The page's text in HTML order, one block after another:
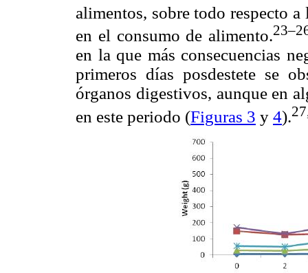
alimentos, sobre todo respecto a
en el consumo de alimento.
en la que más consecuencias
primeros días posdestete se
órganos digestivos, aunque en
en este periodo (Figuras 3 y 4).